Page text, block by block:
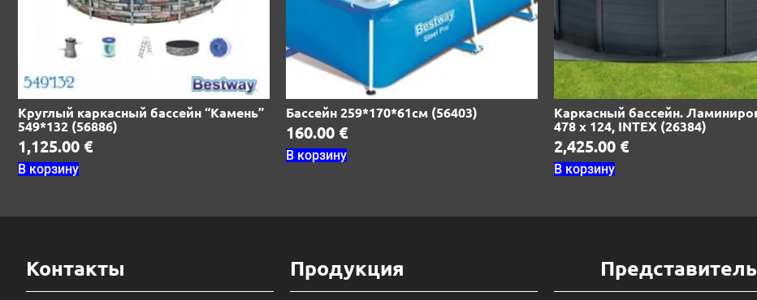
Круглый каркасный бассейн “Камень”
549*132 (56886)
1,125.00 €
В корзину
Бассейн 259*170*61см (56403)
160.00 €
В корзину
Каркасный бассейн.
478 х 124, INTEX (26384)
2,425.00 €
В корзину
Контакты Продукция